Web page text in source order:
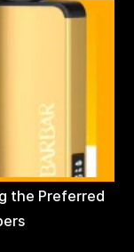
the Preferred